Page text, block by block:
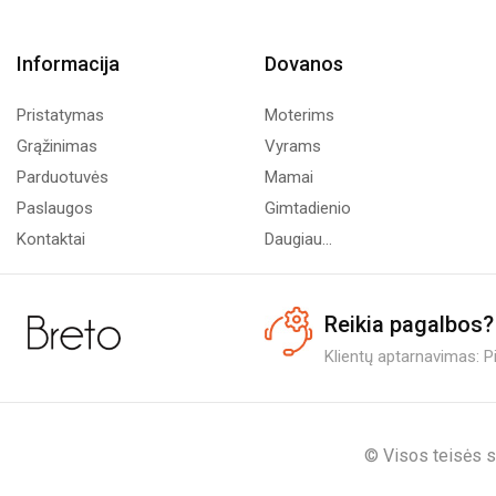
Informacija
Pristatymas
Grąžinimas
Parduotuvės
Paslaugos
Kontaktai
Dovanos
Moterims
Vyrams
Mamai
Gimtadienio
Daugiau...
Reikia pagalbos?
Klientų aptarnavimas:
© Visos teisės